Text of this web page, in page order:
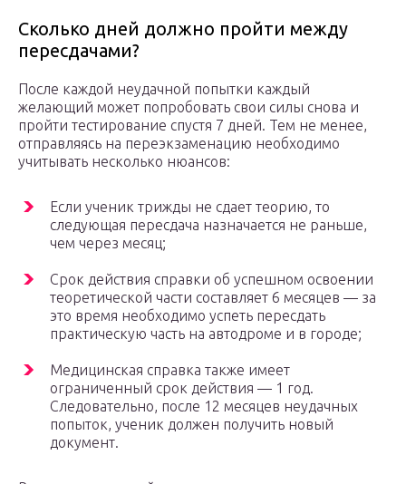
Сколько дней должно пройти между
пересдачами?
После каждой неудачной попытки каждый
желающий может попробовать свои силы снова и
пройти тестирование спустя 7 дней. Тем не менее,
отправляясь на переэкзаменацию необходимо
учитывать несколько нюансов:
Если ученик трижды не сдает теорию, то
следующая пересдача назначается не раньше,
чем через месяц;
Срок действия справки об успешном освоении
теоретической части составляет 6 месяцев — за
это время необходимо успеть пересдать
практическую часть на автодроме и в городе;
Медицинская справка также имеет
ограниченный срок действия — 1 год.
Следовательно, после 12 месяцев неудачных
попыток, ученик должен получить новый
документ.